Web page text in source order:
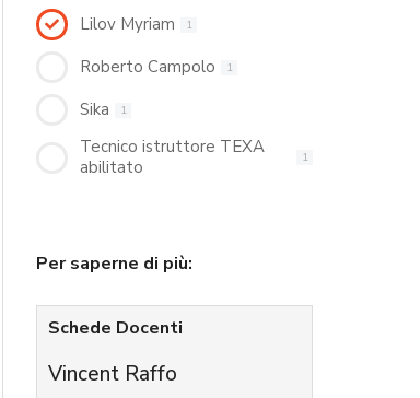
Lilov Myriam 1
Roberto Campolo 1
Sika 1
Tecnico istruttore TEXA
abilitato
1
Per saperne di più:
Schede Docenti
Vincent Raffo